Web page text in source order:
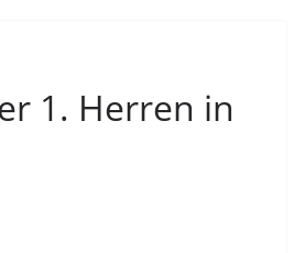
1. Herren in